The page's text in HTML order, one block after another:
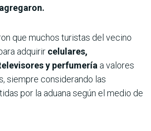
que muchos turistas del vecino
adquirir celulares,
y perfumería a valores
siempre considerando las
por la aduana según el medio de